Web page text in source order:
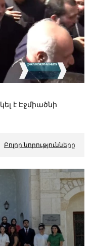
է Էջմիածնի
Բոլոր նորությունները